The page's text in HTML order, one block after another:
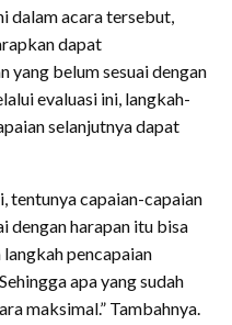
dalam acara tersebut,
dapat
yang belum sesuai dengan
evaluasi ini, langkah-
selanjutnya dapat
tentunya capaian-capaian
dengan harapan itu bisa
pencapaian
apa yang sudah
maksimal.” Tambahnya.